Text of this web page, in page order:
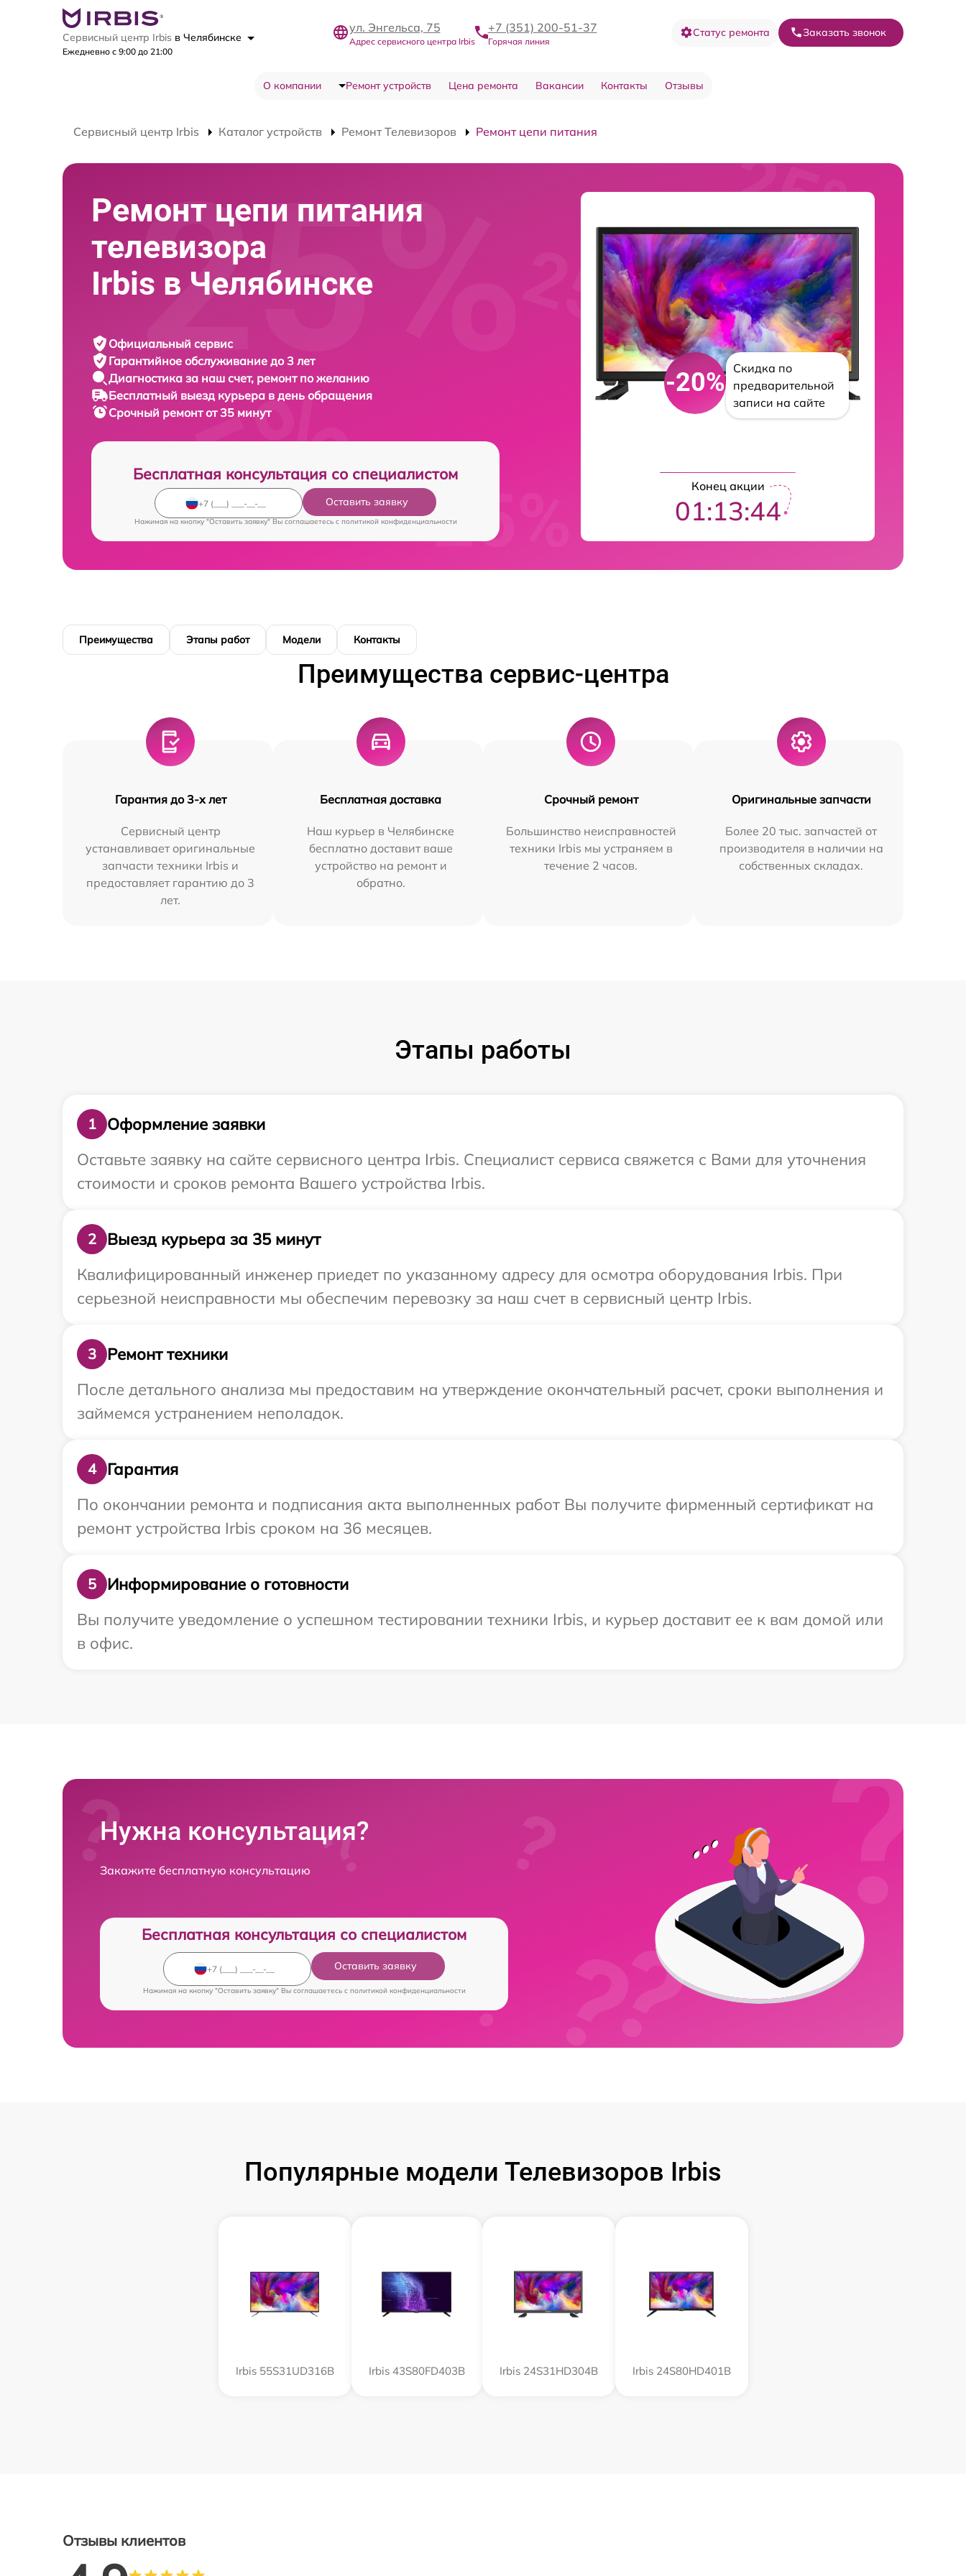
Сервисный центр Irbis в Челябинске
Ежедневно с 9:00 до 21:00
ул. Энгельса, 75
Адрес сервисного центра Irbis
+7 (351) 200-51-37
Горячая линия
Статус ремонта Заказать звонок
О компании Ремонт устройств Цена ремонта Вакансии Контакты Отзывы
Сервисный центр Irbis Каталог устройств Ремонт Телевизоров Ремонт цепи питания
Ремонт цепи питания
телевизора
Irbis в Челябинске
Официальный сервис
Гарантийное обслуживание до 3 лет
Диагностика за наш счет, ремонт по желанию
Бесплатный выезд курьера в день обращения
Срочный ремонтот 35 минут
Бесплатная консультация со специалистом
Оставить заявку
Нажимая на кнопку "Оставить заявку" Вы соглашаетесь c политикой конфиденциальности
-20%
Скидка по
предварительной
записи на сайте
Конец акции
01:13:43
Преимущества Этапы работ Модели Контакты
Преимущества сервис-центра
Гарантия до 3-х лет
Сервисный центр
устанавливает оригинальные
запчасти техники Irbis и
предоставляет гарантию до 3
лет.
Бесплатная доставка
Наш курьер в Челябинске
бесплатно доставит ваше
устройство на ремонт и
обратно.
Срочный ремонт
Большинство неисправностей
техники Irbis мы устраняем в
течение 2 часов.
Оригинальные запчасти
Более 20 тыс. запчастей от
производителя в наличии на
собственных складах.
Этапы работы
1
Оформление заявки
Оставьте заявку на сайте сервисного центра Irbis. Специалист сервиса свяжется с Вами для уточнения
стоимости и сроков ремонта Вашего устройства Irbis.
2
Выезд курьера за 35 минут
Квалифицированный инженер приедет по указанному адресу для осмотра оборудования Irbis. При
серьезной неисправности мы обеспечим перевозку за наш счет в сервисный центр Irbis.
3
Ремонт техники
После детального анализа мы предоставим на утверждение окончательный расчет, сроки выполнения и
займемся устранением неполадок.
4
Гарантия
По окончании ремонта и подписания акта выполненных работ Вы получите фирменный сертификат на
ремонт устройства Irbis сроком на 36 месяцев.
5
Информирование о готовности
Вы получите уведомление о успешном тестировании техники Irbis, и курьер доставит ее к вам домой или
в офис.
Нужна консультация?
Закажите бесплатную консультацию
Бесплатная консультация со специалистом
Оставить заявку
Нажимая на кнопку "Оставить заявку" Вы соглашаетесь c политикой конфиденциальности
Популярные модели Телевизоров Irbis
Irbis 55S31UD316B Irbis 43S80FD403B Irbis 24S31HD304B Irbis 24S80HD401B
Отзывы клиентов